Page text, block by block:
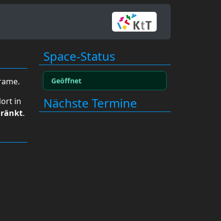
in
.
Space-Status
Geöffnet
Nächste Termine